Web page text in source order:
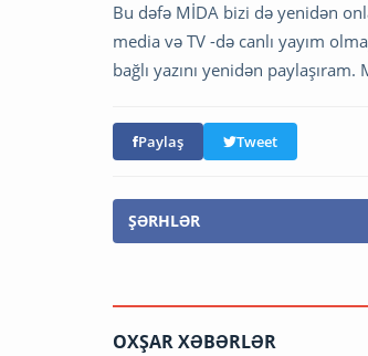
Bu dəfə MİDA bizi də yenidən
media və TV -də canlı yayım
bağlı yazını yenidən
Paylaş Tweet
ŞƏRHLƏR
OXŞAR XƏBƏRLƏR